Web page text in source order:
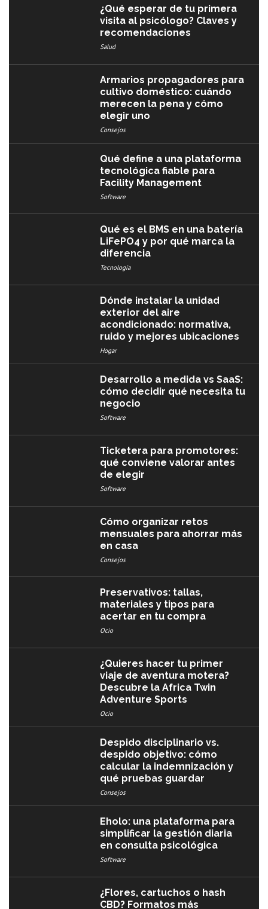
¿Qué esperar de tu primera
visita al psicólogo? Claves y
recomendaciones
Salud
Armarios propagadores para
cultivo doméstico: cuándo
merecen la pena y cómo
elegir uno
Consejos
Qué define a una plataforma
tecnológica fiable para
Facility Management
Software
Qué es el BMS en una batería
LiFePO4 y por qué marca la
diferencia
Tecnología
Dónde instalar la unidad
exterior del aire
acondicionado: normativa,
ruido y mejores ubicaciones
Hogar
Desarrollo a medida vs SaaS:
cómo decidir qué necesita tu
negocio
Software
Ticketera para promotores:
qué conviene valorar antes
de elegir
Software
Cómo organizar retos
mensuales para ahorrar más
en casa
Consejos
Preservativos: tallas,
materiales y tipos para
acertar en tu compra
Ocio
¿Quieres hacer tu primer
viaje de aventura motera?
Descubre la Africa Twin
Adventure Sports
Ocio
Despido disciplinario vs.
despido objetivo: cómo
calcular la indemnización y
qué pruebas guardar
Consejos
Eholo: una plataforma para
simplificar la gestión diaria
en consulta psicológica
Software
¿Flores, cartuchos o hash
CBD? Formatos más